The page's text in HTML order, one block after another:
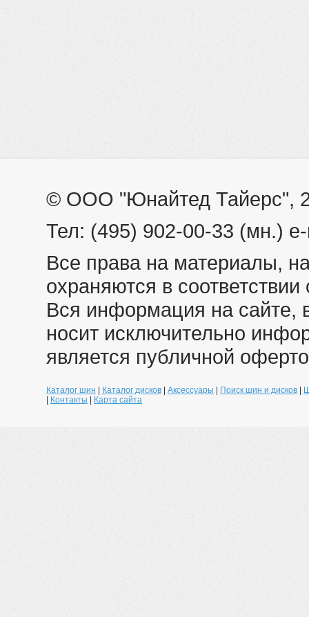
© ООО "Юнайтед Тайерс",
Тел: (495) 902-00-33 (мн.)
Все права на материалы,
охраняются в
Вся информация на сайте,
носит исключительно
является публичной
Каталог шин Каталог дисков Аксессуары Поиск шин и дисков
Контакты Карта сайта